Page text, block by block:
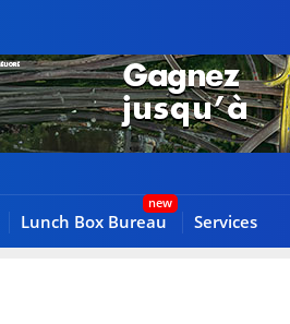
Lunch Box Bureau Services